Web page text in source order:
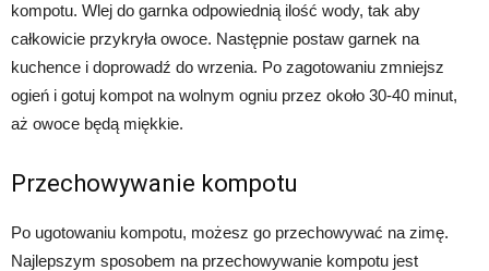
kompotu. Wlej do garnka odpowiednią ilość wody, tak aby
całkowicie przykryła owoce. Następnie postaw garnek na
kuchence i doprowadź do wrzenia. Po zagotowaniu zmniejsz
ogień i gotuj kompot na wolnym ogniu przez około 30-40 minut,
aż owoce będą miękkie.
Przechowywanie kompotu
Po ugotowaniu kompotu, możesz go przechowywać na zimę.
Najlepszym sposobem na przechowywanie kompotu jest